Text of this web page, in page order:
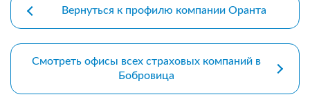
Вернуться к профилю компании Оранта
Смотреть офисы всех страховых компаний в
Бобровица